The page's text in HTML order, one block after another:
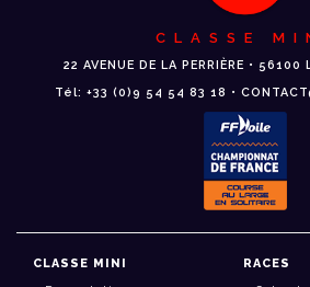
CLASSE
22 AVENUE DE LA PERRIÈRE •
Tél: +33 (0)9 54 54 83 18 •
CLASSE MINI
RACES